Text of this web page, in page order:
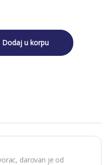
Dodaj u korpu
darovan je od